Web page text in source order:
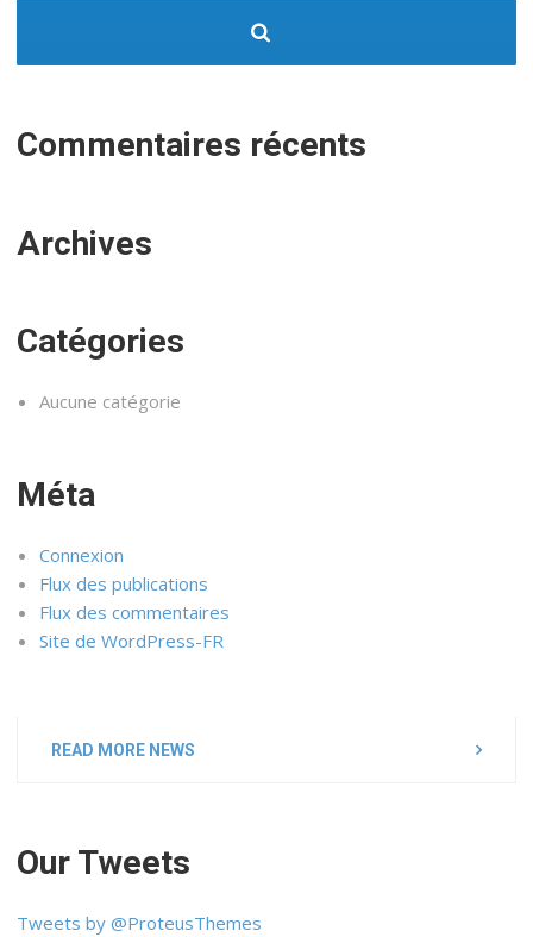
Commentaires récents
Archives
Catégories
Aucune catégorie
Méta
Connexion
Flux des publications
Flux des commentaires
Site de WordPress-FR
READ MORE NEWS
Our Tweets
Tweets by @ProteusThemes